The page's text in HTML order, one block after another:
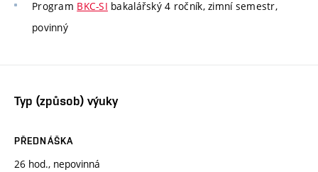
Program BKC-SI bakalářský 4 ročník, zimní semestr,
povinný
Typ (způsob) výuky
PŘEDNÁŠKA
26 hod., nepovinná